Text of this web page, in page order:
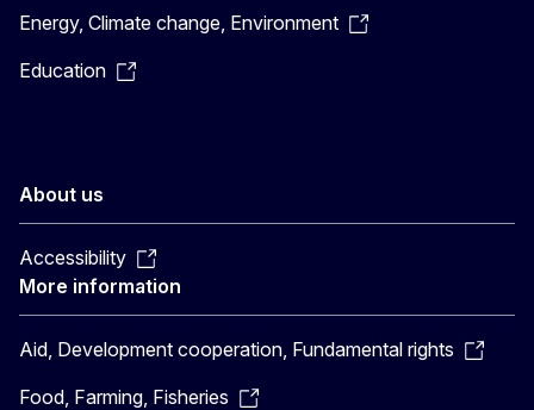
Energy, Climate change, Environment
Education
About us
Accessibility
More information
Aid, Development cooperation, Fundamental rights
Food, Farming, Fisheries